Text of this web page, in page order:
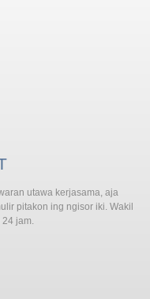
utawa kerjasama, aja
pitakon ing ngisor iki. Wakil
jam.